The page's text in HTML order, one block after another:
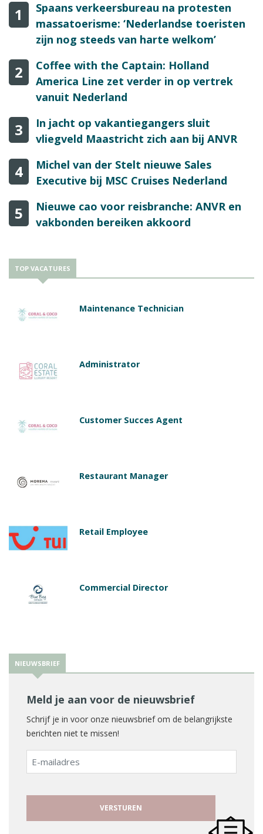
1
Spaans verkeersbureau na protesten
massatoerisme: ‘Nederlandse toeristen
zijn nog steeds van harte welkom’
2
Coffee with the Captain: Holland
America Line zet verder in op vertrek
vanuit Nederland
3
In jacht op vakantiegangers sluit
vliegveld Maastricht zich aan bij ANVR
4
Michel van der Stelt nieuwe Sales
Executive bij MSC Cruises Nederland
5
Nieuwe cao voor reisbranche: ANVR en
vakbonden bereiken akkoord
TOP VACATURES
Maintenance Technician
Administrator
Customer Succes Agent
Restaurant Manager
Retail Employee
Commercial Director
NIEUWSBRIEF
Meld je aan voor de nieuwsbrief
Schrijf je in voor onze nieuwsbrief om de belangrijkste
berichten niet te missen!
E-
mailadres